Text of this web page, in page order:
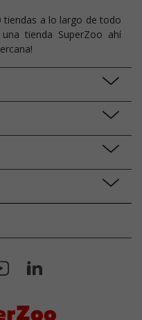
tiendas a lo largo de todo
tienda SuperZoo ahí